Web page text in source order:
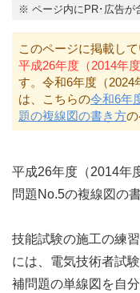
電気のお勉強
電気数学のお勉強
※ ページ内にPR･広告が
このページに掲載し
平成26年度（2014年
す。令和6年度（
は、こちらの令和6年
題の複線図の書き方
平成26年度（2014年
問題No.5の複線図の
技能試験の施工の練
には、電気技術者試
補問題の単線図を自